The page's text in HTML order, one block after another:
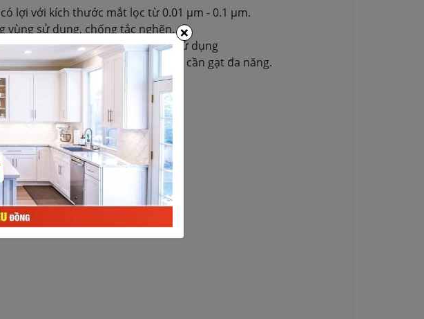
lợi với kích thước mắt lọc từ 0.01 µm - 0.1 µm.
vùng sử dụng, chống tắc nghẽn.
toàn bộ nước đầu vào đầu được sử dụng
thường đều được tích hợp với cần gạt đa năng.
×